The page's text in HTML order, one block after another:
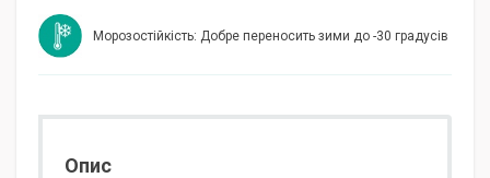
Морозостійкість: Добре переносить зими до -30 градусів
Опис